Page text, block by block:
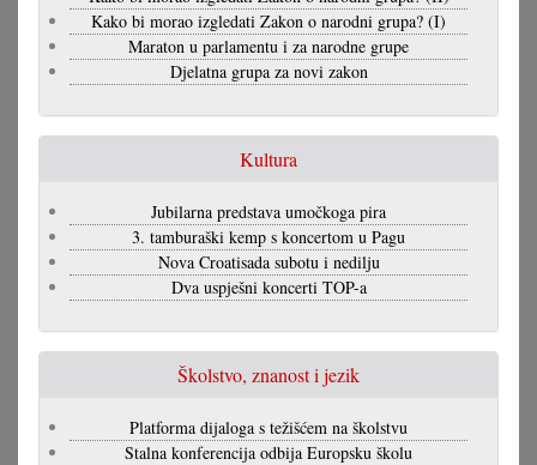
Kako bi morao izgledati Zakon o narodni grupa? (I)
Maraton u parlamentu i za narodne grupe
Djelatna grupa za novi zakon
Kultura
Jubilarna predstava umočkoga pira
3. tamburaški kemp s koncertom u Pagu
Nova Croatisada subotu i nedilju
Dva uspješni koncerti TOP-a
Školstvo, znanost i jezik
Platforma dijaloga s težišćem na školstvu
Stalna konferencija odbija Europsku školu